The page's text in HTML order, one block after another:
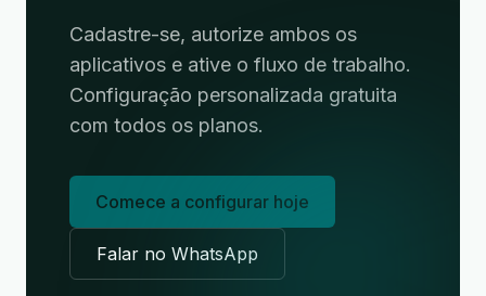
Cadastre-se, autorize ambos os
aplicativos e ative o fluxo de trabalho.
Configuração personalizada gratuita
com todos os planos.
Comece a configurar hoje
Falar no WhatsApp